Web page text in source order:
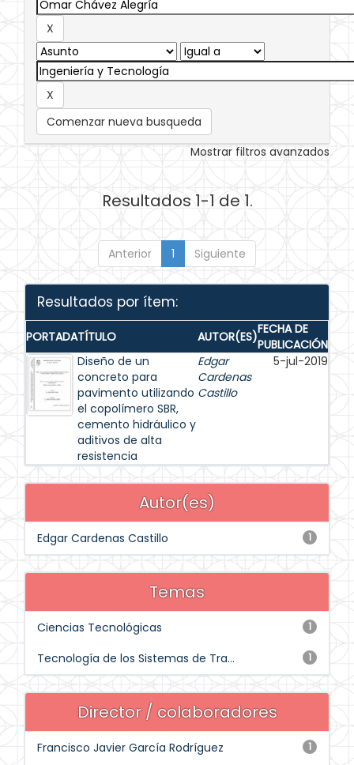
Comenzar nueva busqueda
Mostrar filtros avanzados
Resultados 1-1 de 1.
Anterior 1 Siguiente
Resultados por ítem:
PORTADATÍTULO AUTOR(ES)FECHA DE
PUBLICACIÓN
Diseño de un
concreto para
pavimento utilizando
el copolímero SBR,
cemento hidráulico y
aditivos de alta
resistencia
Edgar
Cardenas
Castillo
5-jul-2019
Autor(es)
1
Edgar Cardenas Castillo
Temas
1
Ciencias Tecnológicas
1
Tecnología de los Sistemas de Tra...
Director / colaboradores
1
Francisco Javier García Rodríguez